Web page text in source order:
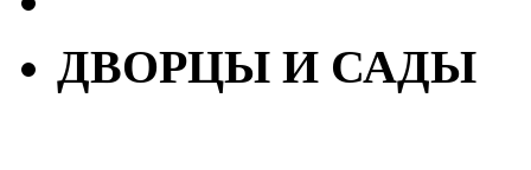
ДВОРЦЫ И САДЫ